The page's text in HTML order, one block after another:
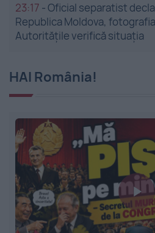
23:17 -Oficial separatist
Republica Moldova,
Autoritățile verifică situația
HAI România!